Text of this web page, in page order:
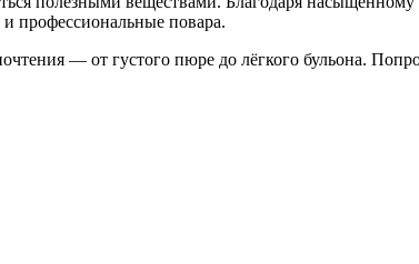
профессиональные повара.
— от густого пюре до лёгкого бульона.